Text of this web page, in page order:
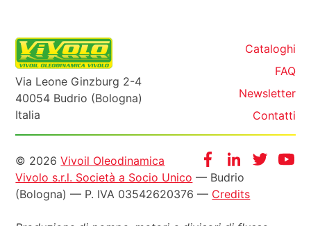
Via Leone Ginzburg 2-4
40054 Budrio (Bologna)
Italia
Cataloghi
FAQ
Newsletter
Contatti
FacebookInstagram
Twitter
Informazioni
legali
© 2026Vivoil Oleodinamica
Vivolo s.r.l. Società a Socio Unico — Budrio
(Bologna) — P. IVA 03542620376 — Credits